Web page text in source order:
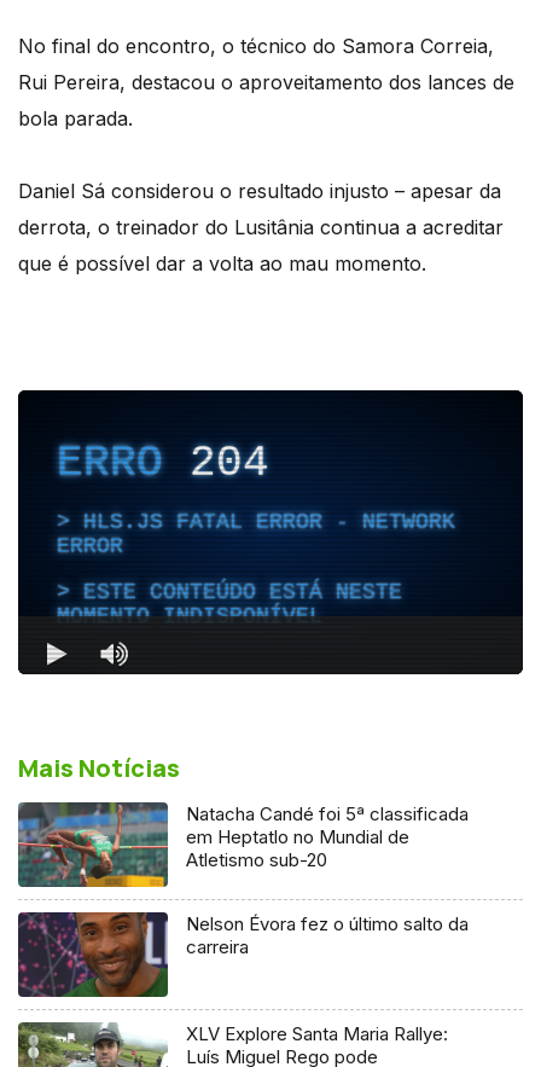
No final do encontro, o técnico do Samora Correia,
Rui Pereira, destacou o aproveitamento dos lances de
bola parada.
Daniel Sá considerou o resultado injusto – apesar da
derrota, o treinador do Lusitânia continua a acreditar
que é possível dar a volta ao mau momento.
Mais Notícias
Natacha Candé foi 5ª classificada
em Heptatlo no Mundial de
Atletismo sub-20
Nelson Évora fez o último salto da
carreira
XLV Explore Santa Maria Rallye:
Luís Miguel Rego pode